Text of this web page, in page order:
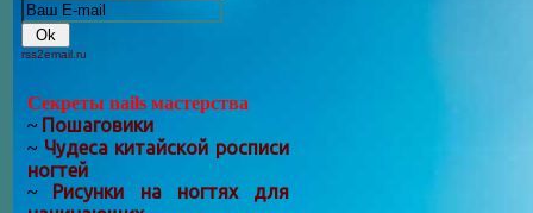
rss2email.ru
Секреты nails мастерства
~ Пошаговики
~ Чудеса китайской росписи
ногтей
~ Рисунки на ногтях для